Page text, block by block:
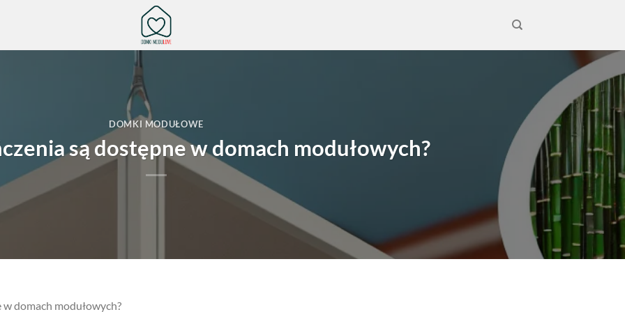
DOMKI MODUŁOWE
są dostępne w domach modułowych?
domach modułowych?